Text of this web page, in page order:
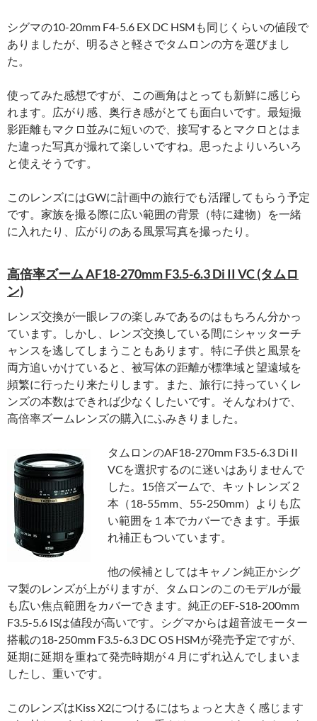
シグマの10-20mm F4-5.6 EX DC HSMも同じくらいの値段で
ありましたが、明るさと軽さでタムロンの方を選びまし
た。
使ってみた感想ですが、この画角はとっても新鮮に感じら
れます。広がり感、奥行き感がとても面白いです。最短撮
影距離もマクロ並みに短いので、接写するとマクロとはま
た違った写真が撮れて楽しいですね。思ったよりいろいろ
と使えそうです。
このレンズにはGWに計画中の旅行でも活躍してもらう予定
です。家族を撮る際に広い範囲の背景（特に建物）を一緒
に入れたり、広がりのある風景写真を撮ったり。
高倍率ズーム AF18-270mm F3.5-6.3 Di II VC (タムロ
ン)
レンズ交換が一眼レフの楽しみであるのはもちろん分かっ
ています。しかし、レンズ交換している間にシャッターチ
ャンスを逃してしまうこともあります。特に子供と風景を
両方追いかけていると、被写体の距離が標準域と望遠域を
頻繁に行ったり来たりします。また、旅行に持っていくレ
ンズの本数はできれば少なくしたいです。そんなわけで、
高倍率ズームレンズの購入にふみきりました。
タムロンのAF18-270mm F3.5-6.3 Di II
VCを選択するのに迷いはありませんで
した。15倍ズームで、キットレンズ２
本（18-55mm、55-250mm）よりも広
い範囲を１本でカバーできます。手振
れ補正もついています。
他の候補としてはキャノン純正かシグ
マ製のレンズが上がりますが、タムロンのこのモデルが最
も広い焦点範囲をカバーできます。純正のEF-S18-200mm
F3.5-5.6 ISは値段が高いです。シグマからは超音波モーター
搭載の18-250mm F3.5-6.3 DC OS HSMが発売予定ですが、
延期に延期を重ねて発売時期が４月にずれ込んでしまいま
したし、重いです。
このレンズはKiss X2につけるにはちょっと大きく感じます